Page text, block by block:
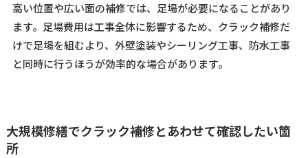
高い位置や広い面の補修では、足場が必要になることがあり
ます。足場費用は工事全体に影響するため、クラック補修だ
けで足場を組むより、外壁塗装やシーリング工事、防水工事
と同時に行うほうが効率的な場合があります。
大規模修繕でクラック補修とあわせて確認したい箇
所